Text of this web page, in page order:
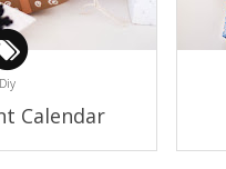
Diy
Calendar